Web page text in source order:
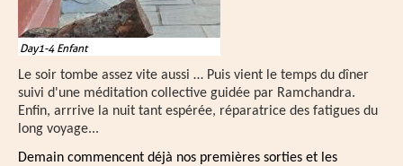
Day1-4 Enfant
Le soir tombe assez vite aussi … Puis vient le temps du dîner
suivi d'une méditation collective guidée par Ramchandra.
Enfin, arrrive la nuit tant espérée, réparatrice des fatigues du
long voyage...
Demain commencent déjà nos premières sorties et les